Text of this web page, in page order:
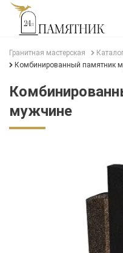
Гранитная мастерская
Комбинированный памятник
мужчине